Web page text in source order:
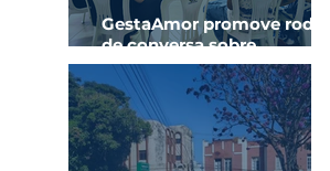
GestaAmor promove roda
de conversa sobre
prevenção de ISTs e sífilis
na gestação